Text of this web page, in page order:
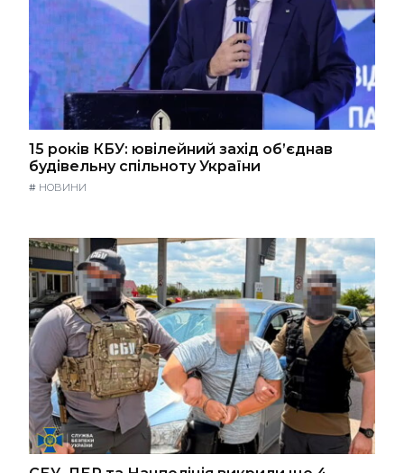
15 років КБУ: ювілейний захід об’єднав
будівельну спільноту України
# НОВИНИ